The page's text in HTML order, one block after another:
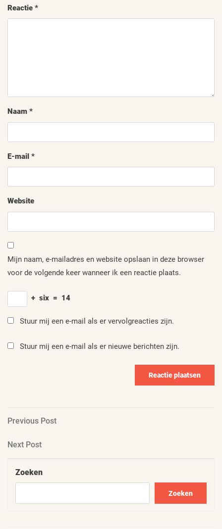
Reactie *
Naam *
E-mail *
Website
Mijn naam, e-mailadres en website opslaan in deze browser
voor de volgende keer wanneer ik een reactie plaats.
+ six = 14
Stuur mij een e-mail als er vervolgreacties zijn.
Stuur mij een e-mail als er nieuwe berichten zijn.
Berichtnavigatie
Previous
Previous Post
Next
Next Post
Zoeken
Zoeken